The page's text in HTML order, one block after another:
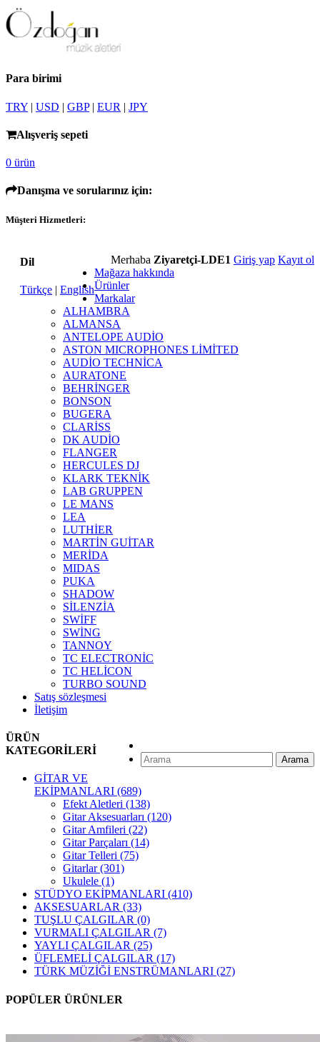
Para birimi
TRY | USD | GBP| EUR | JPY
Alışveriş sepeti
0 ürün
Danışma ve sorularınız için:
Müşteri Hizmetleri:
Dil
Türkçe | English
Merhaba Ziyaretçi-LDE1 Giriş yap Kayıt ol
Mağaza hakkında
Ürünler
Markalar
ALHAMBRA
ALMANSA
ANTELOPE AUDİO
ASTON MICROPHONES LİMİTED
AUDİO TECHNİCA
AURATONE
BEHRİNGER
BONSON
BUGERA
CLARİSS
DK AUDİO
FLANGER
HERCULES DJ
KLARK TEKNİK
LAB GRUPPEN
LE MANS
LEA
LUTHİER
MARTİN GUİTAR
MERİDA
MIDAS
PUKA
SHADOW
SİLENZİA
SWİFF
SWİNG
TANNOY
TC ELECTRONİC
TC HELİCON
TURBO SOUND
Satış sözleşmesi
İletişim
Arama
ÜRÜN
KATEGORİLERİ
GİTAR VE
EKİPMANLARI (689)
Efekt Aletleri (138)
Gitar Aksesuarları (120)
Gitar Amfileri (22)
Gitar Parçaları (14)
Gitar Telleri (75)
Gitarlar(301)
Ukulele (1)
STÜDYO EKİPMANLARI (410)
AKSESUARLAR (33)
TUŞLU ÇALGILAR (0)
VURMALI ÇALGILAR (7)
YAYLI ÇALGILAR (25)
ÜFLEMELİ ÇALGILAR (17)
TÜRK MÜZİĞİ ENSTRÜMANLARI (27)
POPÜLER ÜRÜNLER